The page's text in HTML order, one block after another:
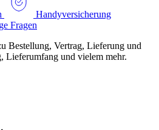
Handyversicherung
Fragen
Bestellung, Vertrag, Lieferung und
Lieferumfang und vielem mehr.